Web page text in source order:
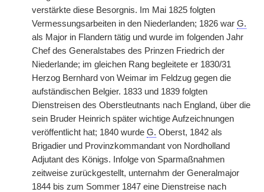
verstärkte diese Besorgnis. Im Mai 1825 folgten
Vermessungsarbeiten in den Niederlanden; 1826 war G.
als Major in Flandern tätig und wurde im folgenden Jahr
Chef des Generalstabes des Prinzen Friedrich der
Niederlande; im gleichen Rang begleitete er 1830/31
Herzog Bernhard von Weimar im Feldzug gegen die
aufständischen Belgier. 1833 und 1839 folgten
Dienstreisen des Oberstleutnants nach England, über die
sein Bruder Heinrich später wichtige Aufzeichnungen
veröffentlicht hat; 1840 wurde G. Oberst, 1842 als
Brigadier und Provinzkommandant von Nordholland
Adjutant des Königs. Infolge von Sparmaßnahmen
zeitweise zurückgestellt, unternahm der Generalmajor
1844 bis zum Sommer 1847 eine Dienstreise nach